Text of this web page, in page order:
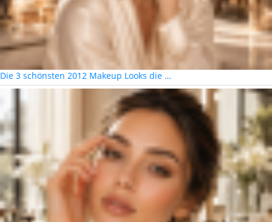
Die 3 schönsten 2012 Makeup Looks die …